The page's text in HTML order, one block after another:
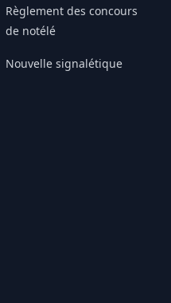
Règlement des concours
de notélé
Nouvelle signalétique